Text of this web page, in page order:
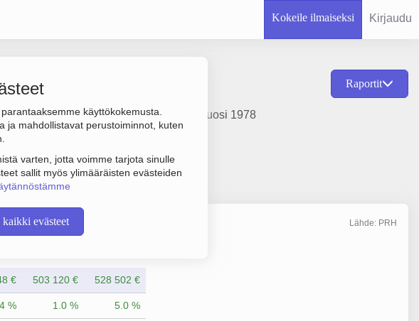
Kokeile ilmaiseksi Kirjaudu
käyttökokemusta.
ja mahdollistavat perustoiminnot, kuten
varten, jotta voimme tarjota sinulle
sallit myös ylimääräisten evästeiden
evästeet
Raportit
vuokraus ja hallinta, perustamisvuosi 1978
Lähde: PRH
€ 503 120 € 528 502 €
% 1.0 % 5.0 %